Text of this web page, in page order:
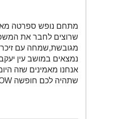
שרוצים לחבר את
מגובשת,שמחה עם
אנחנו מאמינים שזה
שתהיה לכם חופשה WOW.